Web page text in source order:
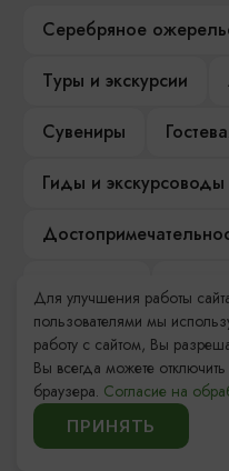
Серебряное
Туры и экскурсии
Сувениры
Гиды и экскурсоводы
Компас Балтийской
Настоящий
Для улучшения работы
пользователями мы
работу с сайтом, Вы
Вы всегда можете
браузера. Согласие на
ПРИНЯТЬ